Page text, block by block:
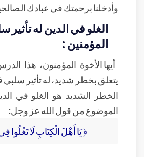
وأدخلنا برحمتك في عبادك
الغلو في الدين له
المؤمنين :
أيها الأخوة المؤمنون، هذا
يتعلق بخطر شديد، له تأثير سلبي
الخطر الشديد هو الغلو في
الموضوع من قول الله عز وجل:
﴿ يَا أَهْلَ الْكِتَابِ لَا تَغْلُوا